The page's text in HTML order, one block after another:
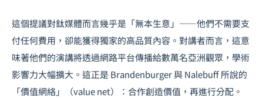
這個提議對鈦媒體而言幾乎是「無本生意」——他們不需要支
付任何費用，卻能獲得獨家的高品質內容。對講者而言，這意
味著他們的演講將透過網路平台傳播給數萬名亞洲觀眾，學術
影響力大幅擴大。這正是 Brandenburger 與 Nalebuff 所說的
「價值網絡」（value net）：合作創造價值，再進行分配。